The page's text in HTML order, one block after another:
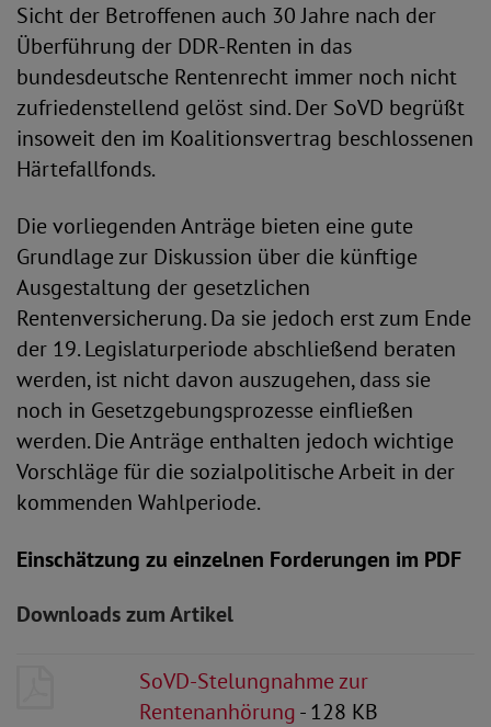
Sicht der Betroffenen auch 30 Jahre nach der
Überführung der DDR-Renten in das
bundesdeutsche Rentenrecht immer noch nicht
zufriedenstellend gelöst sind. Der SoVD begrüßt
insoweit den im Koalitionsvertrag beschlossenen
Härtefallfonds.
Die vorliegenden Anträge bieten eine gute
Grundlage zur Diskussion über die künftige
Ausgestaltung der gesetzlichen
Rentenversicherung. Da sie jedoch erst zum Ende
der 19. Legislaturperiode abschließend beraten
werden, ist nicht davon auszugehen, dass sie
noch in Gesetzgebungsprozesse einfließen
werden. Die Anträge enthalten jedoch wichtige
Vorschläge für die sozialpolitische Arbeit in der
kommenden Wahlperiode.
Einschätzung zu einzelnen Forderungen im PDF
Downloads zum Artikel
SoVD-Stelungnahme zur
Rentenanhörung- 128 KB